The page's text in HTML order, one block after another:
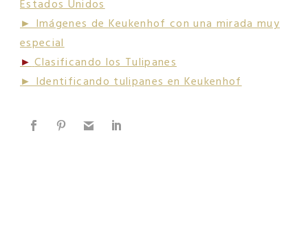
Estados Unidos
► Imágenes de Keukenhof con una mirada muy
especial
►Clasificando los Tulipanes
► Identificando tulipanes en Keukenhof